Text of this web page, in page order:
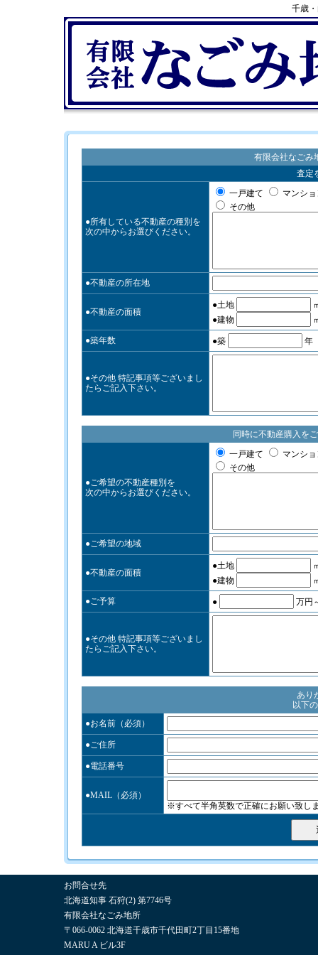
千歳
有限会社なご
査定
●所有している不動産の種別を
次の中からお選びください。
一戸建て
マンシ
その他
●不動産の所在地
●不動産の面積
●土地
●建物
●築年数 ●築 年
●その他 特記事項等ございまし
たらご記入下さい。
同時に不動産購入を
●ご希望の不動産種別を
次の中からお選びください。
一戸建て
マンシ
その他
●ご希望の地域
●不動産の面積
●土地
●建物
●ご予算 ● 万円
●その他 特記事項等ございまし
たらご記入下さい。
あり
以下
●お名前（必須）
●ご住所
●電話番号
●MAIL（必須）
※すべて半角英数で正確にお願い致し
お問合せ先
北海道知事 石狩(2) 第7746号
有限会社なごみ地所
〒066-0062 北海道千歳市千代田町2丁目15番地
MARU A ビル3F